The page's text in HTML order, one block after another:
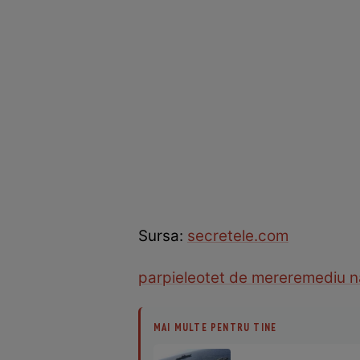
Sursa: secretele.com
parpieleotet de mereremediu
MAI MULTE PENTRU TINE